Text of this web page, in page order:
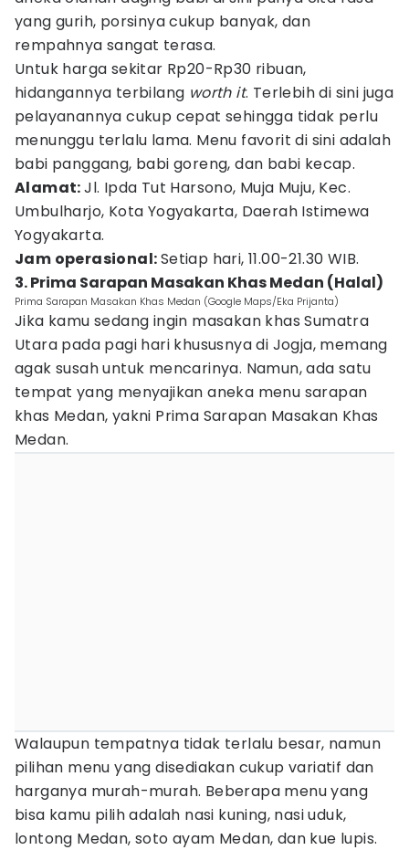
yang gurih, porsinya cukup banyak, dan
rempahnya sangat terasa.
Untuk harga sekitar Rp20-Rp30 ribuan,
hidangannya terbilang worth it. Terlebih di sini juga
pelayanannya cukup cepat sehingga tidak perlu
menunggu terlalu lama. Menu favorit di sini adalah
babi panggang, babi goreng, dan babi kecap.
Alamat:Jl. Ipda Tut Harsono, Muja Muju, Kec.
Umbulharjo, Kota Yogyakarta, Daerah Istimewa
Yogyakarta.
Jam operasional:Setiap hari, 11.00-21.30 WIB.
3. Prima Sarapan Masakan Khas Medan (Halal)
Prima Sarapan Masakan Khas Medan (Google Maps/Eka Prijanta)
Jika kamu sedang ingin masakan khas Sumatra
Utara pada pagi hari khususnya di Jogja, memang
agak susah untuk mencarinya. Namun, ada satu
tempat yang menyajikan aneka menu sarapan
khas Medan, yakni Prima Sarapan Masakan Khas
Medan.
Walaupun tempatnya tidak terlalu besar, namun
pilihan menu yang disediakan cukup variatif dan
harganya murah-murah. Beberapa menu yang
bisa kamu pilih adalah nasi kuning, nasi uduk,
lontong Medan, soto ayam Medan, dan kue lupis.